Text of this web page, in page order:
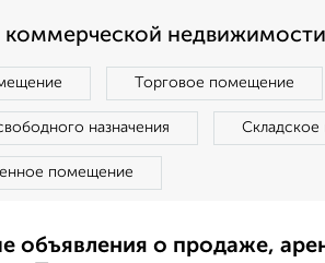
недвижимости
Торговое помещение
назначения
помещение
объявления о продаже,